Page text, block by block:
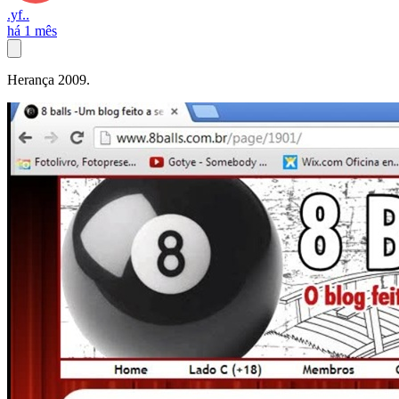
.yf..
há 1 mês
Herança 2009.